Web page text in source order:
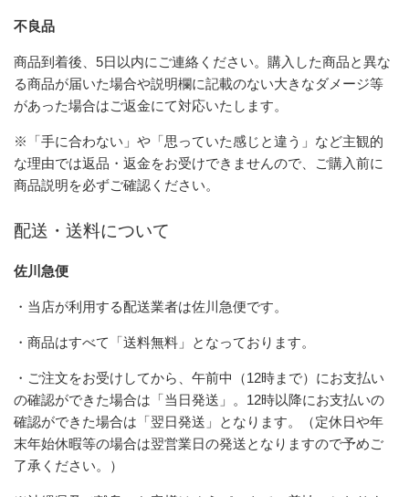
不良品
商品到着後、5日以内にご連絡ください。購入した商品と異な
る商品が届いた場合や説明欄に記載のない大きなダメージ等
があった場合はご返金にて対応いたします。
※「手に合わない」や「思っていた感じと違う」など主観的
な理由では返品・返金をお受けできませんので、ご購入前に
商品説明を必ずご確認ください。
配送・送料について
佐川急便
・当店が利用する配送業者は佐川急便です。
・商品はすべて「送料無料」となっております。
・ご注文をお受けしてから、午前中（12時まで）にお支払い
の確認ができた場合は「当日発送」。12時以降にお支払いの
確認ができた場合は「翌日発送」となります。（定休日や年
末年始休暇等の場合は翌営業日の発送となりますので予めご
了承ください。）